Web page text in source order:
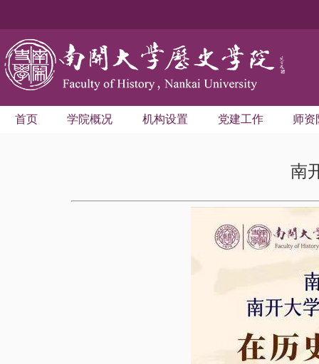
首页 学院概况 机构设置 党建工作 师资
南